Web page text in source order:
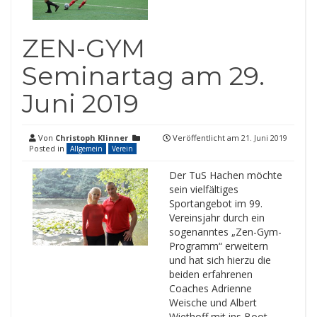
ZEN-GYM
Seminartag am 29.
Juni 2019
Von Christoph Klinner
Posted in
Allgemein Verein
Veröffentlicht am 21. Juni 2019
Der TuS Hachen möchte
sein vielfältiges
Sportangebot im 99.
Vereinsjahr durch ein
sogenanntes „Zen-Gym-
Programm“ erweitern
und hat sich hierzu die
beiden erfahrenen
Coaches Adrienne
Weische und Albert